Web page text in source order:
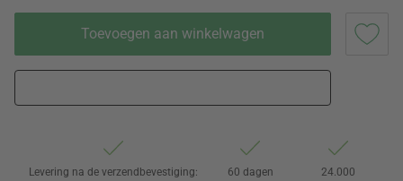
Toevoegen aan winkelwagen
Levering na de verzendbevestiging:
60 dagen
24.000